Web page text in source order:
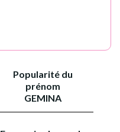
Popularité du
prénom
GEMINA